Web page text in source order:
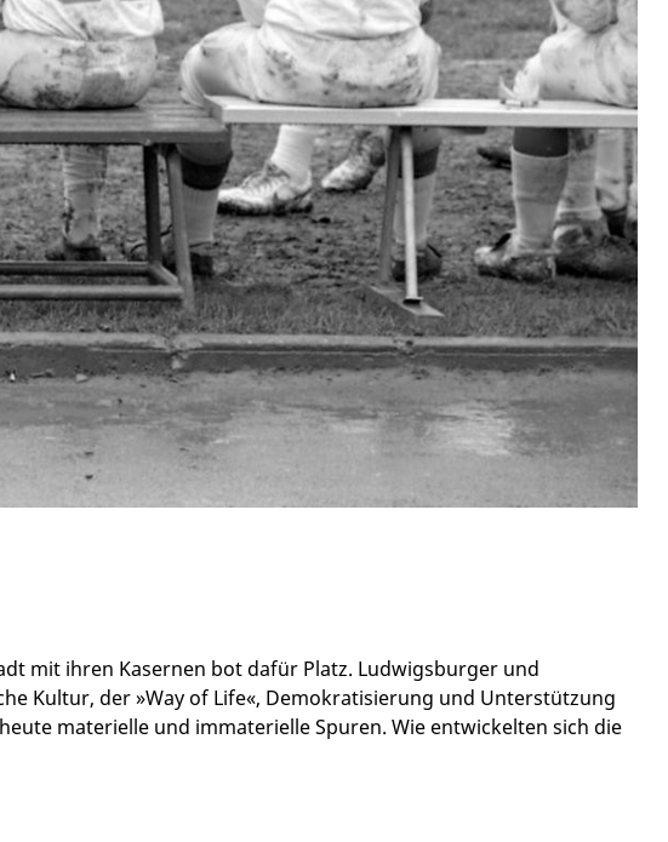
mit ihren Kasernen bot dafür Platz. Ludwigsburger und
Kultur, der »Way of Life«, Demokratisierung und Unterstützung
materielle und immaterielle Spuren. Wie entwickelten sich die